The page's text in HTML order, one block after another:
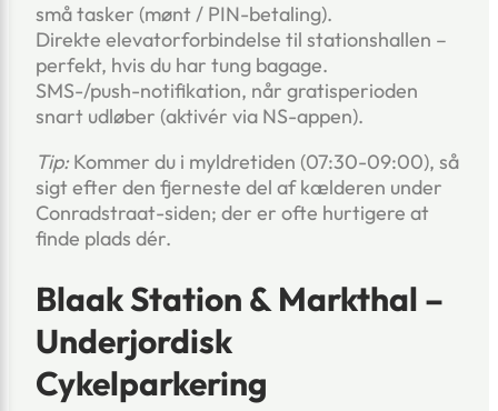
små tasker (mønt / PIN-betaling).
Direkte elevatorforbindelse til stationshallen –
perfekt, hvis du har tung bagage.
SMS-/push-notifikation, når gratisperioden
snart udløber (aktivér via NS-appen).
Tip: Kommer du i myldretiden (07:30-09:00), så
sigt efter den fjerneste del af kælderen under
Conradstraat-siden; der er ofte hurtigere at
finde plads dér.
Blaak Station & Markthal –
Underjordisk
Cykelparkering